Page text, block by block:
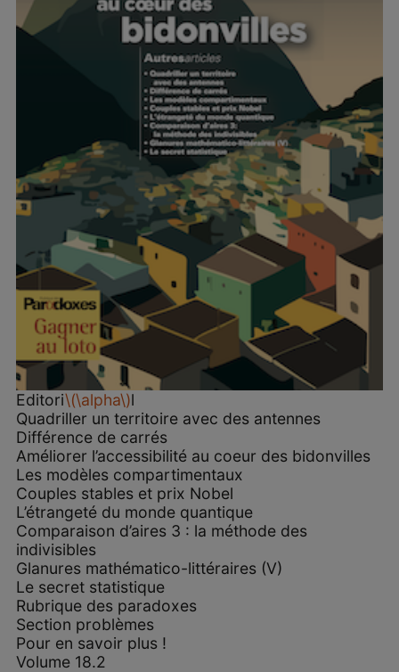
Editori\(\alpha\)l
Quadriller un territoire avec des antennes
Différence de carrés
Améliorer l’accessibilité au coeur des bidonvilles
Les modèles compartimentaux
Couples stables et prix Nobel
L’étrangeté du monde quantique
Comparaison d’aires 3 : la méthode des
indivisibles
Glanures mathématico-littéraires (V)
Le secret statistique
Rubrique des paradoxes
Section problèmes
Pour en savoir plus !
Volume 18.2